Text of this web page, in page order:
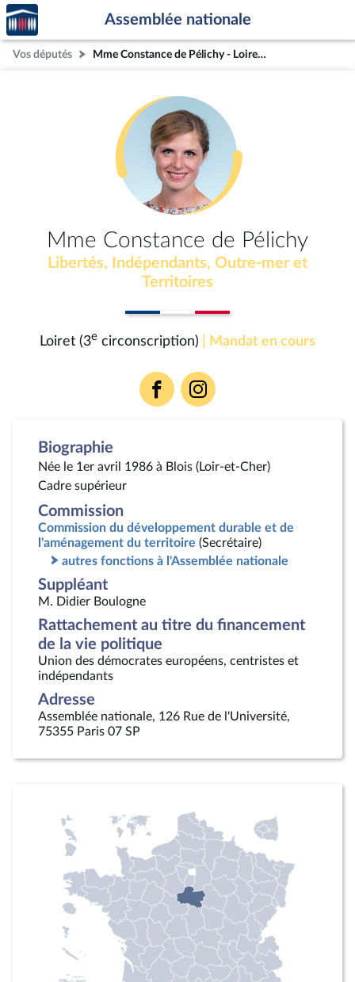
Aller au contenu
Aller en bas de la page
Accèder
à la
page
d'accueil
Assemblée nationale
Vos députés Mme Constance de Pélichy - Loiret (3e circonscription)
Mme Constance de Pélichy
Libertés, Indépendants, Outre-mer et
Territoires
Loiret (3e circonscription) | Mandat en cours
Voir
la
Voir
la
Biographie
Née le 1er avril 1986 à Blois (Loir-et-Cher)
Cadre supérieur
Commission
Commission du développement durable et de
l'aménagement du territoire (Secrétaire)
autres fonctions à l'Assemblée nationale
Suppléant
M. Didier Boulogne
Rattachement au titre du financement
de la vie politique
Union des démocrates européens, centristes et
indépendants
Adresse
Assemblée nationale, 126 Rue de l'Université,
75355 Paris 07 SP